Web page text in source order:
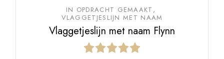
IN OPDRACHT GEMAAKT
VLAGGETJESLIJN MET NAAM
Vlaggetjeslijn met naam Flynn